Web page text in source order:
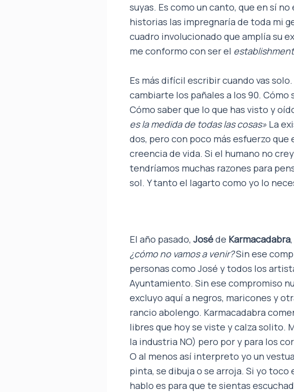
suyas. Es como un canto, que en sí
historias las impregnaría de toda mi
cuadro involucionado que amplía su
me conformo con ser el establishment
Es más difícil escribir cuando vas
cambiarte los pañales a los 90.
Cómo saber que lo que has visto y
es la medida de todas las cosas» La
dos, pero con poco más esfuerzo que
creencia de vida. Si el humano no
tendríamos muchas razones para
sol. Y tanto el lagarto como yo lo
El año pasado, Joséde Karmacadabra
¿cómo no vamos a venir?Sin ese
personas como José y todos los
Ayuntamiento. Sin ese compromiso
excluyo aquí a negros, maricones y
rancio abolengo. Karmacadabra
libres que hoy se viste y calza solito.
la industria NO) pero por y para los
O al menos así interpreto yo un
pinta, se dibuja o se arroja. Si yo
hablo es para que te sientas